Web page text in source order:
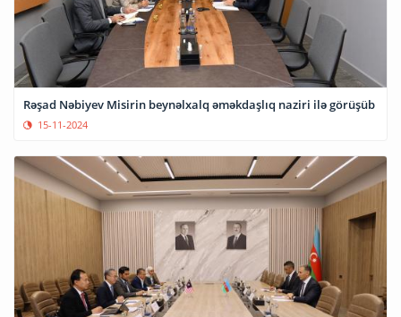
Rəşad Nəbiyev Misirin beynəlxalq əməkdaşlıq naziri ilə görüşüb
15-11-2024